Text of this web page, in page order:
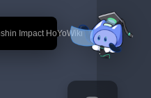
Impact HoYoWiki